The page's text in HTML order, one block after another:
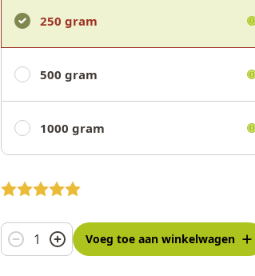
250 gram
500 gram
1000 gram
Aantal Voeg toeaan winkelwagen